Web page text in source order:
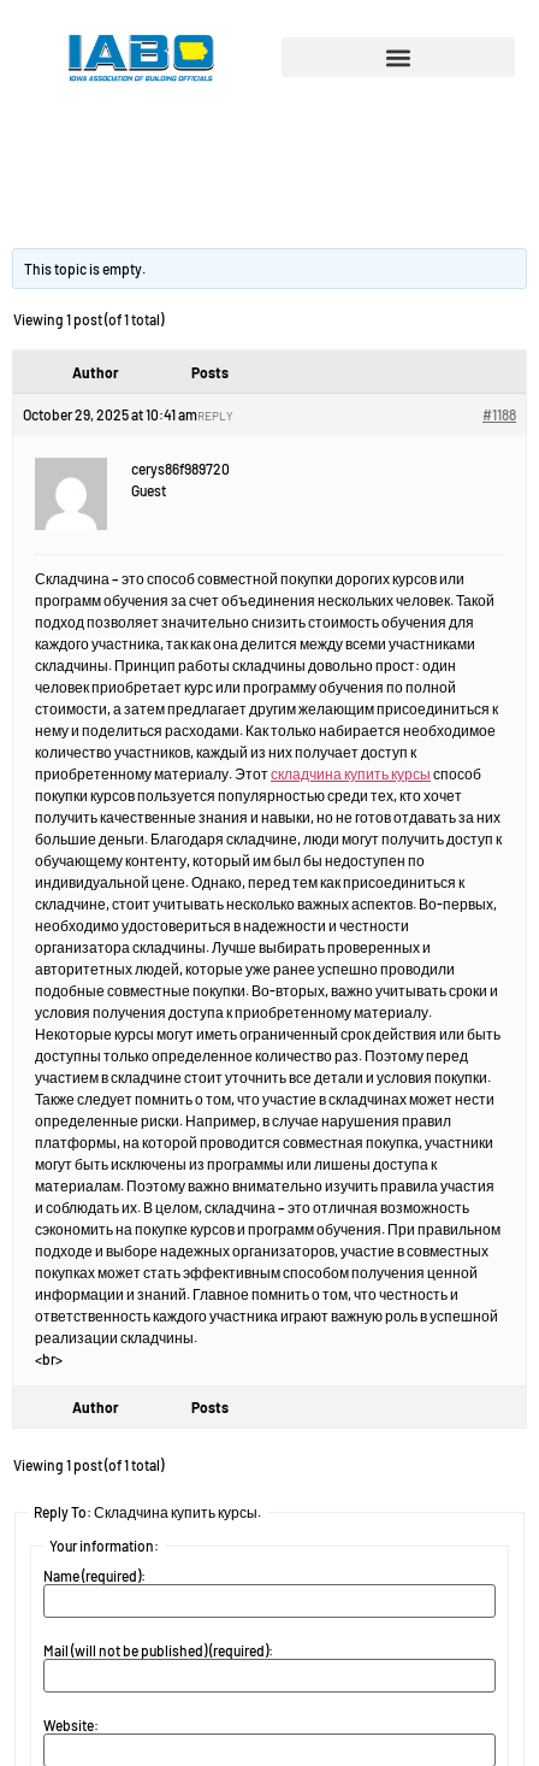
This topic is empty.
Viewing 1 post (of 1 total)
Author Posts
October 29, 2025 at 10:41 am #1188
REPLY
cerys86f989720
Guest
Складчина – это способ совместной покупки дорогих курсов или
программ обучения за счет объединения нескольких человек. Такой
подход позволяет значительно снизить стоимость обучения для
каждого участника, так как она делится между всеми участниками
складчины. Принцип работы складчины довольно прост: один
человек приобретает курс или программу обучения по полной
стоимости, а затем предлагает другим желающим присоединиться к
нему и поделиться расходами. Как только набирается необходимое
количество участников, каждый из них получает доступ к
приобретенному материалу. Этотскладчина купить курсы способ
покупки курсов пользуется популярностью среди тех, кто хочет
получить качественные знания и навыки, но не готов отдавать за них
большие деньги. Благодаря складчине, люди могут получить доступ к
обучающему контенту, который им был бы недоступен по
индивидуальной цене. Однако, перед тем как присоединиться к
складчине, стоит учитывать несколько важных аспектов. Во-первых,
необходимо удостовериться в надежности и честности
организатора складчины. Лучше выбирать проверенных и
авторитетных людей, которые уже ранее успешно проводили
подобные совместные покупки. Во-вторых, важно учитывать сроки и
условия получения доступа к приобретенному материалу.
Некоторые курсы могут иметь ограниченный срок действия или быть
доступны только определенное количество раз. Поэтому перед
участием в складчине стоит уточнить все детали и условия покупки.
Также следует помнить о том, что участие в складчинах может нести
определенные риски. Например, в случае нарушения правил
платформы, на которой проводится совместная покупка, участники
могут быть исключены из программы или лишены доступа к
материалам. Поэтому важно внимательно изучить правила участия
и соблюдать их. В целом, складчина – это отличная возможность
сэкономить на покупке курсов и программ обучения. При правильном
подходе и выборе надежных организаторов, участие в совместных
покупках может стать эффективным способом получения ценной
информации и знаний. Главное помнить о том, что честность и
ответственность каждого участника играют важную роль в успешной
реализации складчины.
<br>
Author Posts
Viewing 1 post (of 1 total)
Reply To: Складчина купить курсы.
Your information:
Name (required):
Mail (will not be published) (required):
Website: